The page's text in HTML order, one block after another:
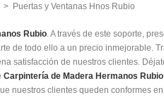
> Puertas y Ventanas Hnos Rubio
Rubio. A través de este soporte,
de todo ello a un precio inmejorable.
satisfacción de nuestros clientes.
Carpintería de Madera Hermanos Rubio
nuestros clientes queden conformes